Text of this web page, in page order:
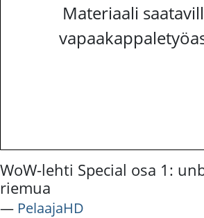
Materiaali
WoW-lehti Special osa 1:
riemua
― PelaajaHD